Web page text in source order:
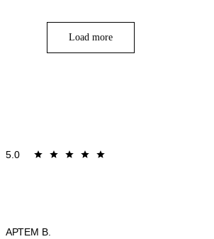
Load more
5.0
АРТЕМ В.